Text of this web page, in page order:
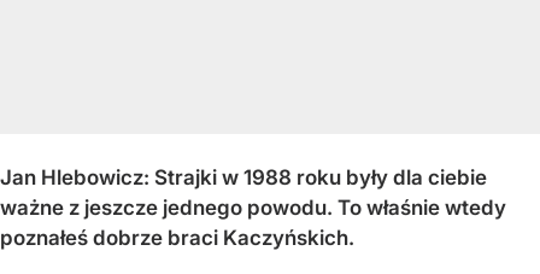
Jan Hlebowicz: Strajki w 1988 roku były dla ciebie
ważne z jeszcze jednego powodu. To właśnie wtedy
poznałeś dobrze braci Kaczyńskich.